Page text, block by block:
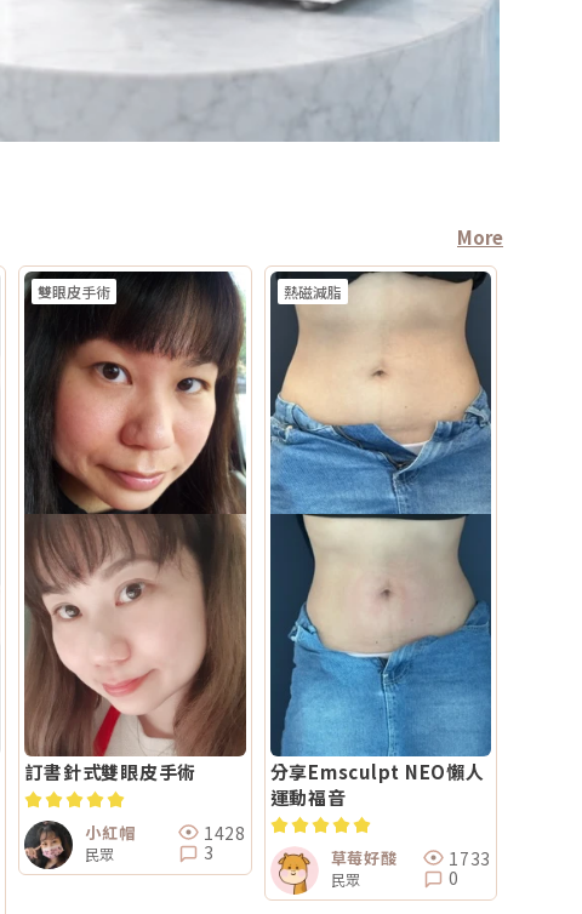
More
雙眼皮手術
訂書針式雙眼皮手術
小紅帽
民眾
1428
3
熱磁減脂
分享Emsculpt NEO懶人
運動福音
草莓好酸
民眾
1733
0